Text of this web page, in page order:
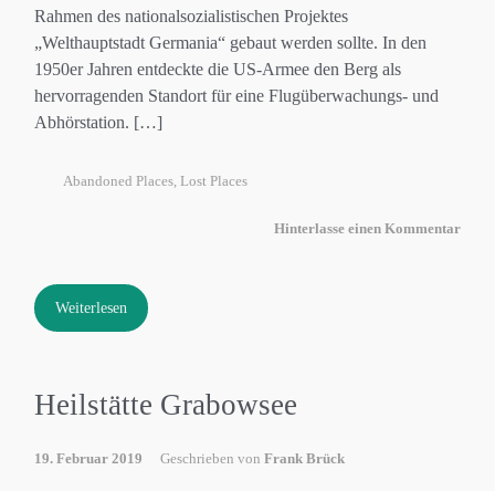
Rahmen des nationalsozialistischen Projektes
„Welthauptstadt Germania“ gebaut werden sollte. In den
1950er Jahren entdeckte die US-Armee den Berg als
hervorragenden Standort für eine Flugüberwachungs- und
Abhörstation. […]
Abandoned Places, Lost Places
Hinterlasse einen Kommentar
Weiterlesen
Heilstätte Grabowsee
19. Februar 2019 Geschrieben von Frank Brück